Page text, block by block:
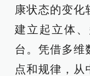
康状态的变化
建立起立体
台。凭借多维
点和规律，从